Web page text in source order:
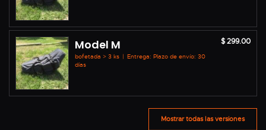
Model M
bofetada > 3 ks | Entrega: Plazo de envío: 30
días
$ 299.00
Mostrar todas las versiones